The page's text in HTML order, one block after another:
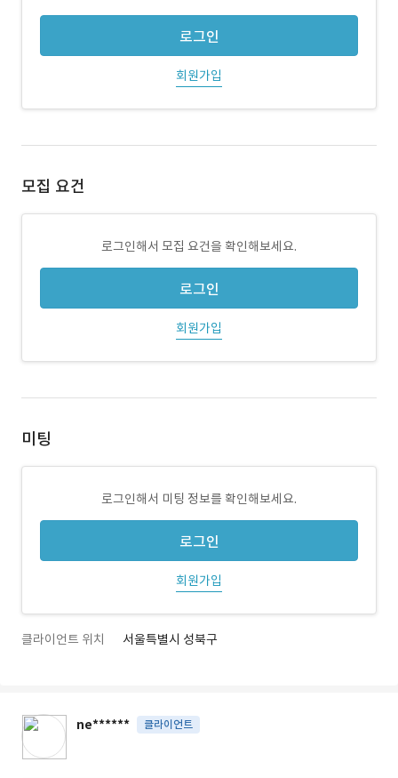
로그인
회원가입
모집 요건
로그인해서 모집 요건을 확인해보세요.
로그인
회원가입
미팅
로그인해서 미팅 정보를 확인해보세요.
로그인
회원가입
클라이언트 위치 서울특별시 성북구
ne****** 클라이언트